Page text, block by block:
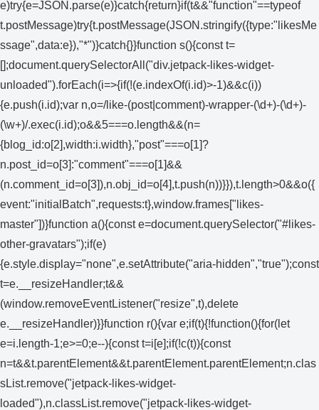
e)try{e=JSON.parse(e)}catch{return}if(t&&"function"==typeof
t.postMessage)try{t.postMessage(JSON.stringify({type:"likesMe
ssage",data:e}),"*")}catch{}}function s(){const t=
[];document.querySelectorAll("div.jetpack-likes-widget-
unloaded").forEach(i=>{if(!(e.indexOf(i.id)>-1)&&c(i))
{e.push(i.id);var n,o=/like-(post|comment)-wrapper-(\d+)-(\d+)-
(\w+)/.exec(i.id);o&&5===o.length&&(n=
{blog_id:o[2],width:i.width},"post"===o[1]?
n.post_id=o[3]:"comment"===o[1]&&
(n.comment_id=o[3]),n.obj_id=o[4],t.push(n))}}),t.length>0&&o({
event:"initialBatch",requests:t},window.frames["likes-
master"])}function a(){const e=document.querySelector("#likes-
other-gravatars");if(e)
{e.style.display="none",e.setAttribute("aria-hidden","true");const
t=e.__resizeHandler;t&&
(window.removeEventListener("resize",t),delete
e.__resizeHandler)}}function r(){var e;if(t){!function(){for(let
e=i.length-1;e>=0;e--){const t=i[e];if(!c(t)){const
n=t&&t.parentElement&&t.parentElement.parentElement;n.clas
sList.remove("jetpack-likes-widget-
loaded"),n.classList.remove("jetpack-likes-widget-